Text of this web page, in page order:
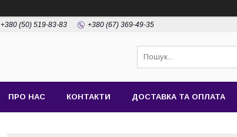
+380 (50) 519-83-83 +380 (67) 369-49-35
ПРО НАС КОНТАКТИ ДОСТАВКА ТА ОПЛАТА